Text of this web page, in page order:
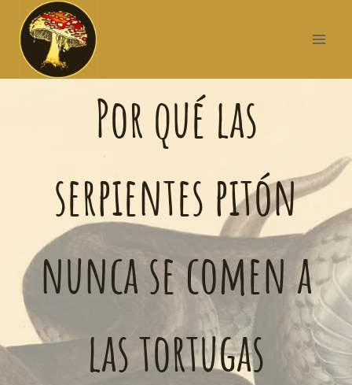
Por qué las
serpientes pitón
nunca se comen a
las tortugas